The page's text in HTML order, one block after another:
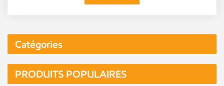
Catégories
PRODUITS POPULAIRES